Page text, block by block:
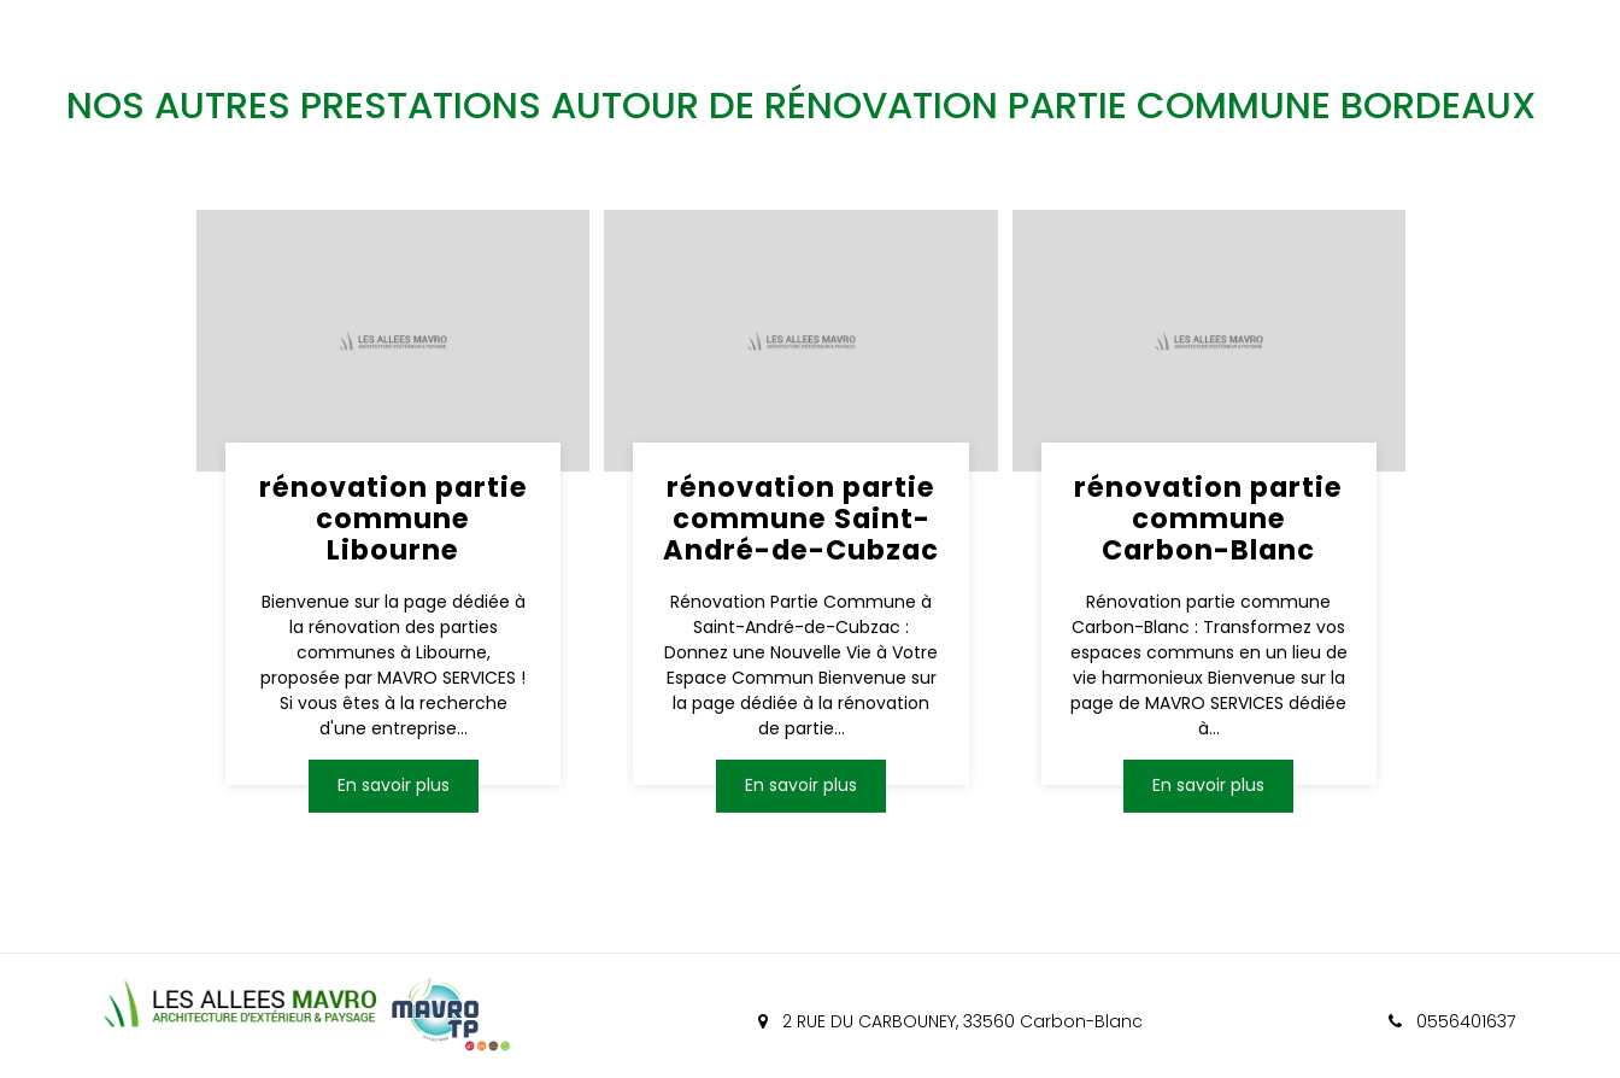
NOS AUTRES PRESTATIONS AUTOUR DE RÉNOVATION PARTIE COMMUNE BORDEAUX
rénovation partie
commune
Libourne
Bienvenue sur la page dédiée à
la rénovation des parties
communes à Libourne,
proposée par MAVRO SERVICES !
Si vous êtes à la recherche
d'une entreprise...
En savoir plus
rénovation partie
commune Saint-
André-de-Cubzac
Rénovation Partie Commune à
Saint-André-de-Cubzac :
Donnez une Nouvelle Vie à Votre
Espace Commun Bienvenue sur
la page dédiée à la rénovation
de partie...
En savoir plus
rénovation partie
commune
Carbon-Blanc
Rénovation partie commune
Carbon-Blanc : Transformez vos
espaces communs en un lieu de
vie harmonieux Bienvenue sur la
page de MAVRO SERVICES dédiée
à...
En savoir plus
2 RUE DU CARBOUNEY, 33560 Carbon-Blanc 0556401637